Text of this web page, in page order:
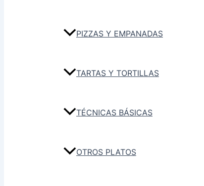
PIZZAS Y EMPANADAS
TARTAS Y TORTILLAS
TÉCNICAS BÁSICAS
OTROS PLATOS